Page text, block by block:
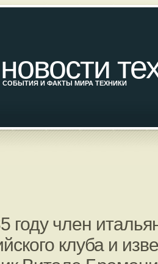
новости
СОБЫТИЯ И ФАКТЫ МИРА ТЕХНИКИ
году член
клуба и